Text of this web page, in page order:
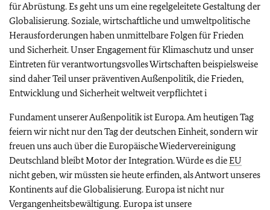
für Abrüstung. Es geht uns um eine regelgeleitete Gestaltung der
Globalisierung. Soziale, wirtschaftliche und umweltpolitische
Herausforderungen haben unmittelbare Folgen für Frieden
und Sicherheit. Unser Engagement für Klimaschutz und unser
Eintreten für verantwortungsvolles Wirtschaften beispielsweise
sind daher Teil unser präventiven Außenpolitik, die Frieden,
Entwicklung und Sicherheit weltweit verpflichtet i
Fundament unserer Außenpolitik ist Europa. Am heutigen Tag
feiern wir nicht nur den Tag der deutschen Einheit, sondern wir
freuen uns auch über die Europäische Wiedervereinigung
Deutschland bleibt Motor der Integration. Würde es dieEU
nicht geben, wir müssten sie heute erfinden, als Antwort unseres
Kontinents auf die Globalisierung. Europa ist nicht nur
Vergangenheitsbewältigung. Europa ist unsere